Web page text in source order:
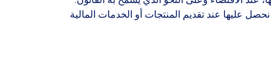
عليها عند تقديم المنتجات أو الخدمات المالية